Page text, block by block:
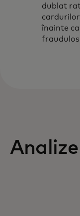
dublat
înainte